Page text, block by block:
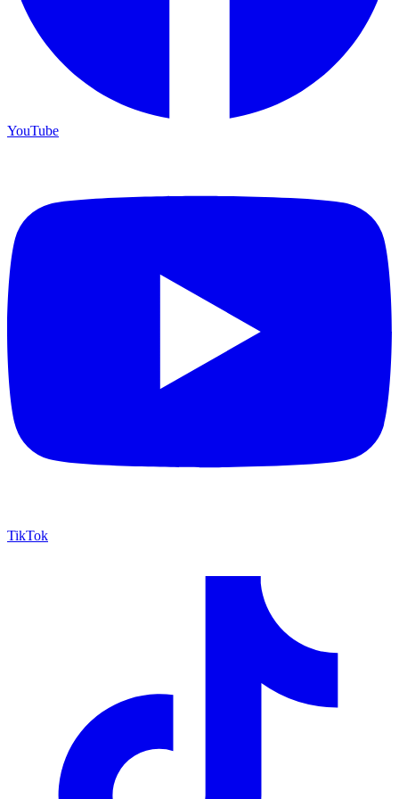
YouTube
TikTok